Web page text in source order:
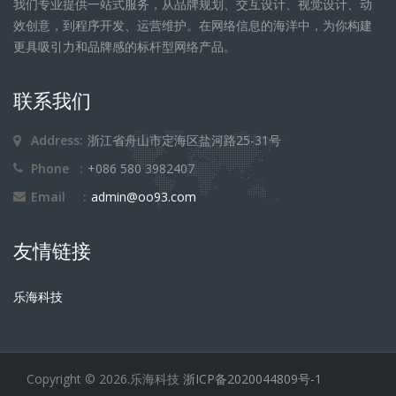
我们专业提供一站式服务，从品牌规划、交互设计、视觉设计、动
效创意，到程序开发、运营维护。在网络信息的海洋中，为你构建
更具吸引力和品牌感的标杆型网络产品。
联系我们
Address: 浙江省舟山市定海区盐河路25-31号
Phone : +086 580 3982407
Email : admin@oo93.com
友情链接
乐海科技
Copyright © 2026.乐海科技 浙ICP备2020044809号-1